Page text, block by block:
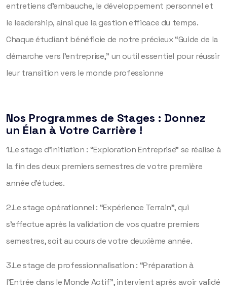
entretiens d’embauche, le développement personnel et
le leadership, ainsi que la gestion efficace du temps.
Chaque étudiant bénéficie de notre précieux “Guide de la
démarche vers l’entreprise,” un outil essentiel pour réussir
leur transition vers le monde professionne
Nos Programmes de Stages : Donnez
un Élan à Votre Carrière !
1.Le stage d’initiation : “Exploration Entreprise” se réalise à
la fin des deux premiers semestres de votre première
année d’études.
2.Le stage opérationnel : “Expérience Terrain”, qui
s’effectue après la validation de vos quatre premiers
semestres, soit au cours de votre deuxième année.
3.Le stage de professionnalisation : “Préparation à
l’Entrée dans le Monde Actif”, intervient après avoir validé